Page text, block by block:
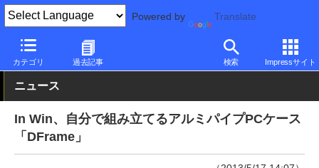
Powered by Translate
カテゴリ 過去記事 検索 Impressサイト
PC Watch 半導体/周辺機器 ケース
ニュース
In Win、自分で組み立てるアルミパイプPCケース
「DFrame」